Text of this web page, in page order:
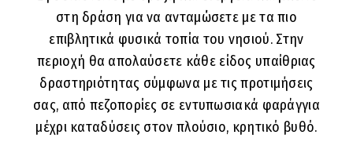
στη δράση για να ανταμώσετε με τα πιο
επιβλητικά φυσικά τοπία του νησιού. Στην
περιοχή θα απολαύσετε κάθε είδος υπαίθριας
δραστηριότητας σύμφωνα με τις προτιμήσεις
σας, από πεζοπορίες σε εντυπωσιακά φαράγγια
μέχρι καταδύσεις στον πλούσιο, κρητικό βυθό.